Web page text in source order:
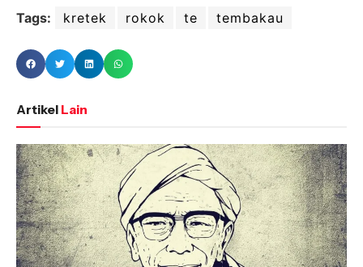
Tags: kretek rokok te tembakau
Artikel Lain